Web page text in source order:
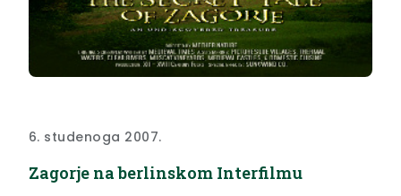
6. studenoga 2007.
Zagorje na berlinskom Interfilmu